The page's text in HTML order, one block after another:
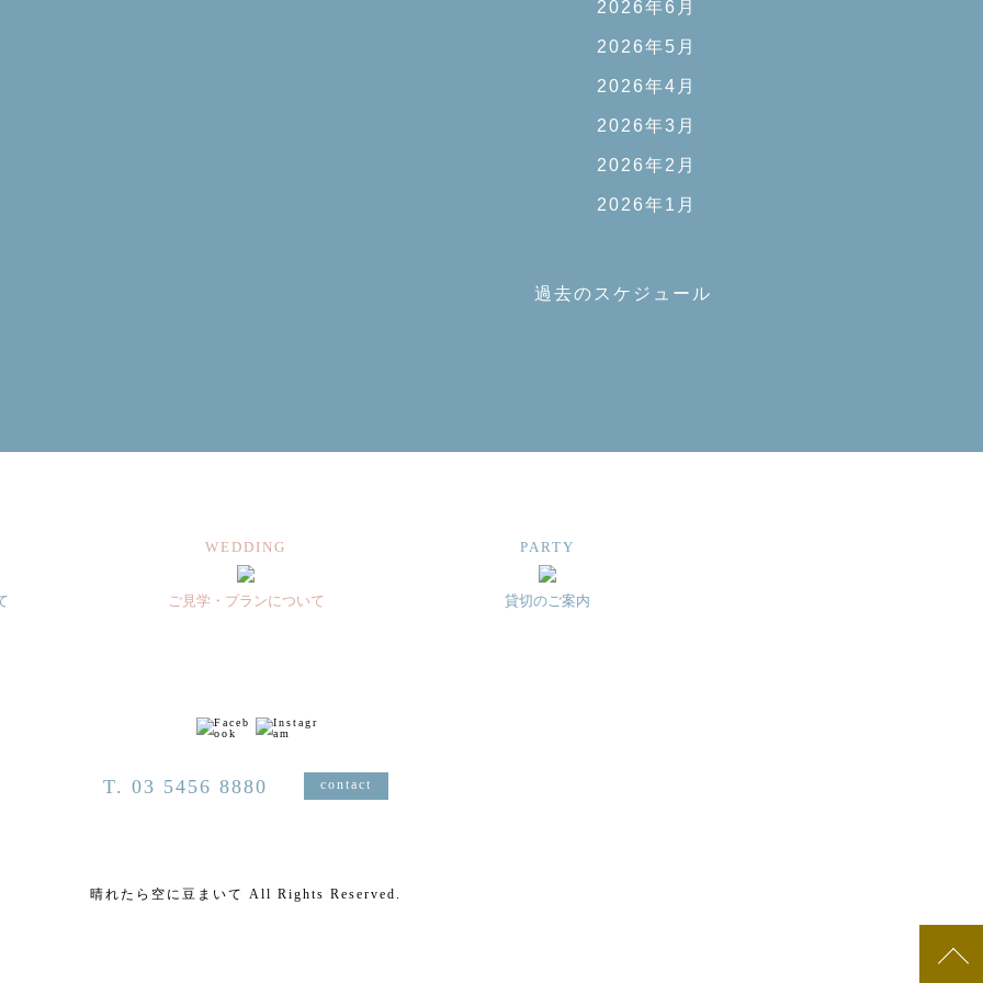
2026年6月
2026年5月
2026年4月
2026年3月
2026年2月
2026年1月
過去のスケジュール
WEDDING
ご見学・プランについて
PARTY
貸切のご案内
T. 03 5456 8880 contact
晴れたら空に豆まいて All Rights Reserved.